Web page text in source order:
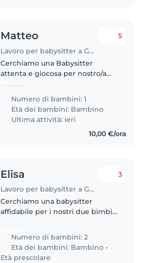
Matteo
Lavoro per babysitter a Genova
5
Cerchiamo una Babysitter
attenta e giocosa per nostro/a
giorno dal lunedì al sabato 12:30-
14:30
Numero di bambini: 1
Età dei bambini: Bambino
Ultima attività: ieri
10,00 €/ora
Elisa
Lavoro per babysitter a Genova
3
Cerchiamo una babysitter
affidabile per i nostri due bimbi,
anno e mezzo ed
occasionalmente per un vivace
di 4.
Numero di bambini: 2
Età dei bambini: Bambino •
Età prescolare